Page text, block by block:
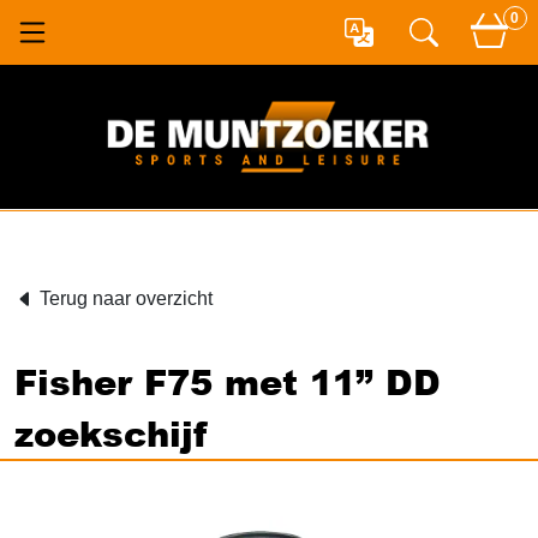
0
Terug naar overzicht
Fisher F75 met 11” DD
zoekschijf